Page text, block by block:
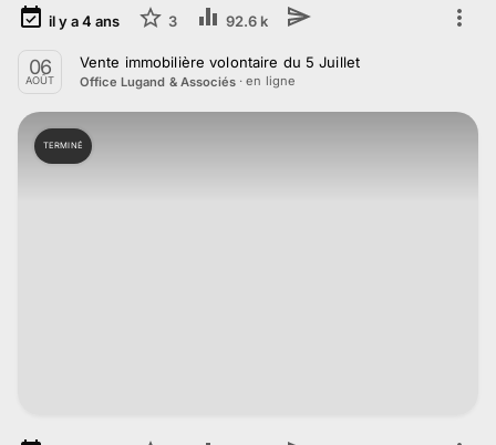
il y a4 ans 3 92.6 k
06
AOÛT
Vente immobilière volontaire du 5 Juillet
Office Lugand & Associés· en ligne
TERMINÉ